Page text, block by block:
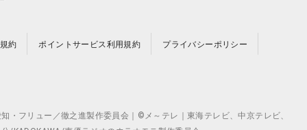
約 ポイントサービス利用規約 プライバシーポリシー
フリュー／徹之進製作委員会｜©メ～テレ｜東海テレビ、中京テレビ、